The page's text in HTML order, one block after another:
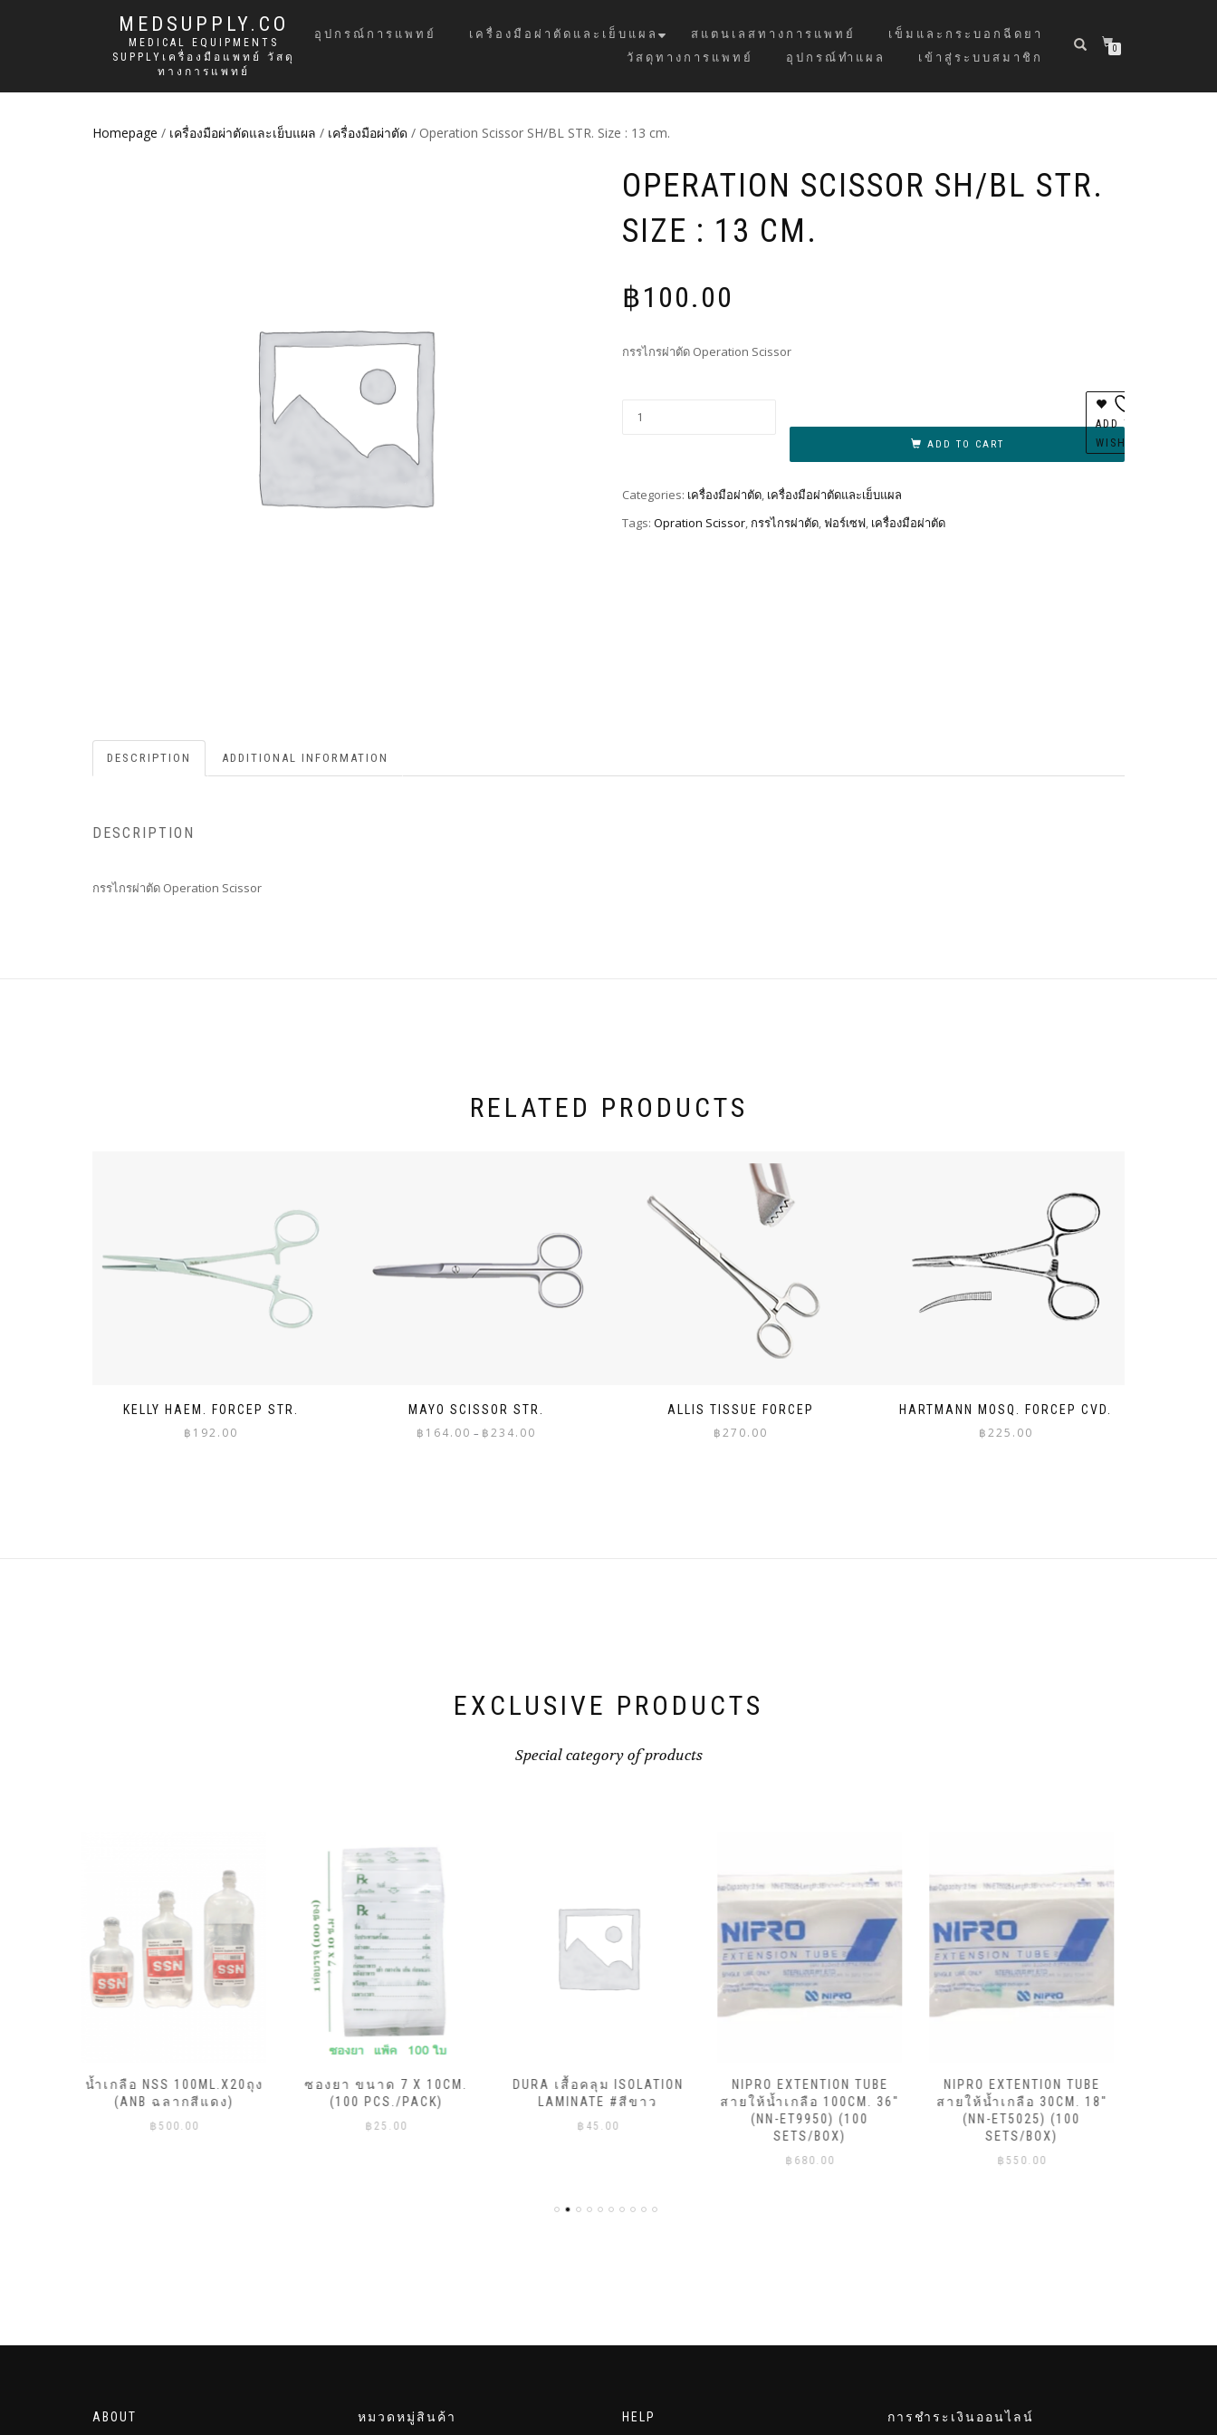
MEDSUPPLY.CO
MEDICAL EQUIPMENTS
SUPPLYเครื่องมือแพทย์ วัสดุ
ทางการแพทย์
อุปกรณ์การแพทย์ เครื่องมือผ่าตัดและเย็บแผล สแตนเลสทางการแพทย์
เข็มและกระบอกฉีดยา
วัสดุทางการแพทย์
อุปกรณ์ทำแผล เข้าสู่ระบบสมาชิก
0
Homepage / เครื่องมือผ่าตัดและเย็บแผล / เครื่องมือผ่าตัด / Operation Scissor SH/BL STR. Size : 13 cm.
OPERATION SCISSOR SH/BL STR.
SIZE : 13 CM.
฿100.00
กรรไกรผ่าตัด Operation Scissor
ADD TO CART
ADD TO
WISHLIST
Categories: เครื่องมือผ่าตัด, เครื่องมือผ่าตัดและเย็บแผล
Tags: Opration Scissor, กรรไกรผ่าตัด,ฟอร์เซฟ, เครื่องมือผ่าตัด
DESCRIPTION ADDITIONAL INFORMATION
DESCRIPTION
กรรไกรผ่าตัด Operation Scissor
RELATED PRODUCTS
KELLY HAEM. FORCEP STR.
฿ 192.00
MAYO SCISSOR STR.
฿ 164.00 – ฿234.00
ALLIS TISSUE FORCEP
฿270.00
HARTMANN MOSQ. FORCEP CVD.
฿225.00
EXCLUSIVE PRODUCTS
Special category of products
ซองยา ขนาด 7 X 10CM.
(100 PCS./PACK)
฿ 25.00
DURA เสื้อคลุม ISOLATION
LAMINATE #สีขาว
฿45.00
NIPRO EXTENTION TUBE
สายให้น้ำเกลือ 100CM. 36″
(NN-ET9950) (100
NIPRO EXTENTION TUBE
สายให้น้ำเกลือ 30CM. 18″
(NN-ET5025) (100
SETS/BOX)
฿550.00
BOX)
฿1,680.00
ABOUT หมวดหมู่สินค้า HELP การชำระเงินออนไลน์